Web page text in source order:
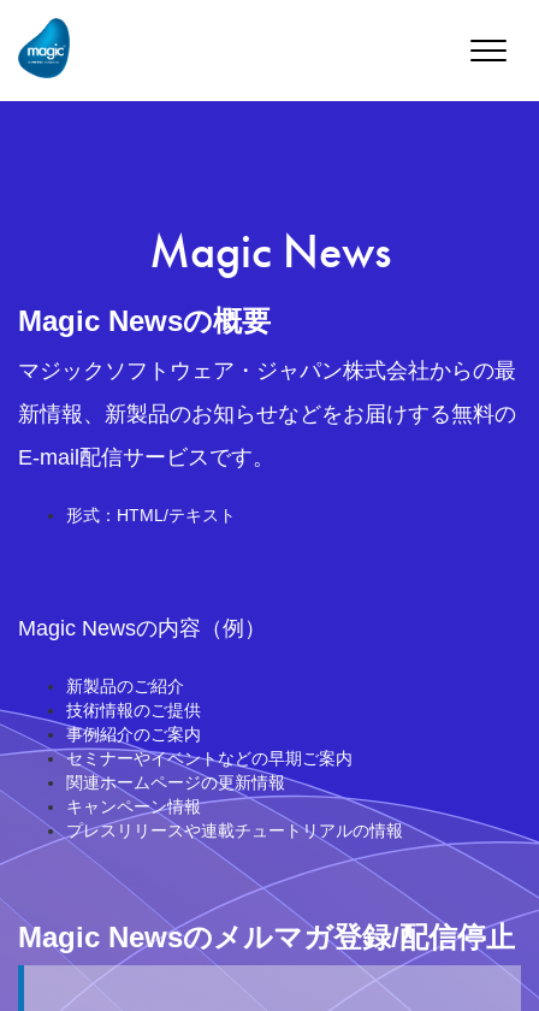
Toggle
Magic News
Magic Newsの概要
マジックソフトウェア・ジャパン株式会社からの最
新情報、新製品のお知らせなどをお届けする無料の
E-mail配信サービスです。
形式：HTML/テキスト
Magic Newsの内容（例）
新製品のご紹介
技術情報のご提供
事例紹介のご案内
セミナーやイベントなどの早期ご案内
関連ホームページの更新情報
キャンペーン情報
プレスリリースや連載チュートリアルの情報
Magic Newsのメルマガ登録/配信停止